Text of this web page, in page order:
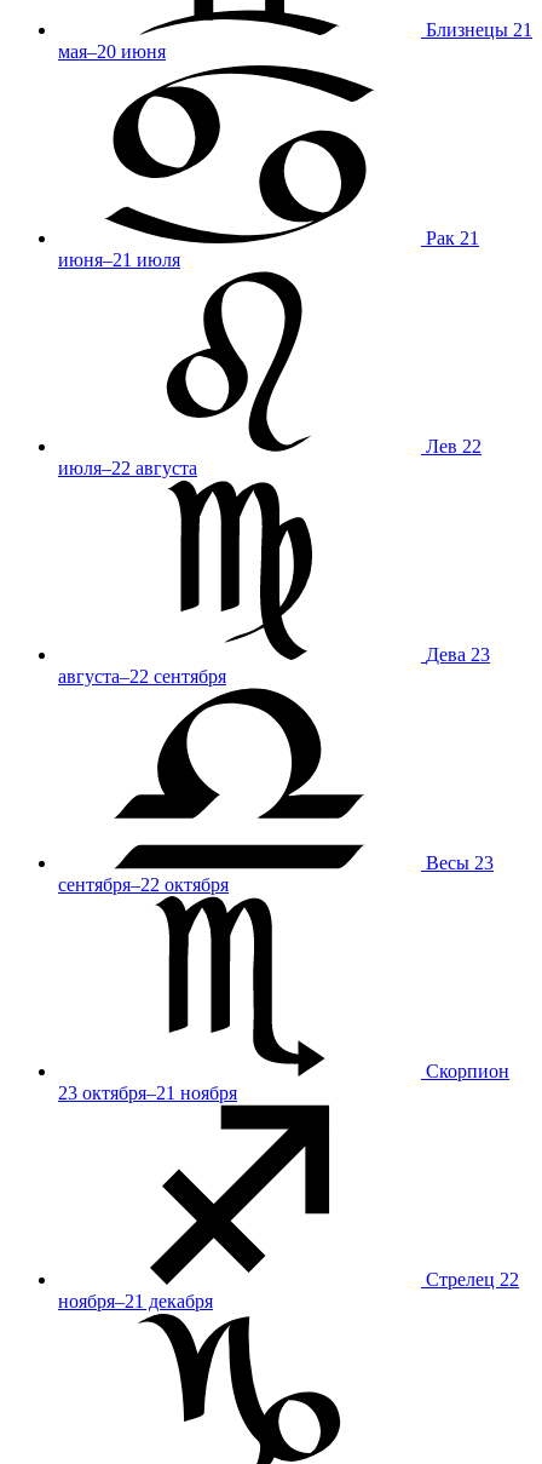
Близнецы 21
мая–20 июня
Рак 21
июня–21 июля
Лев 22
июля–22 августа
Дева 23
августа–22 сентября
Весы 23
сентября–22 октября
Скорпион
23 октября–21 ноября
Стрелец 22
ноября–21 декабря